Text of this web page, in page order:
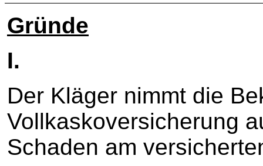
Gründe
I.
Der Kläger nimmt die
Vollkaskoversicherung
Schaden am